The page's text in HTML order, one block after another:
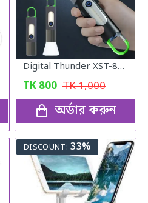
Digital Thunder XST-836, Rechargeable Waterproof Torch FlashLight
TK 800 TK1,000
অর্ডার করুন
DISCOUNT: 33%